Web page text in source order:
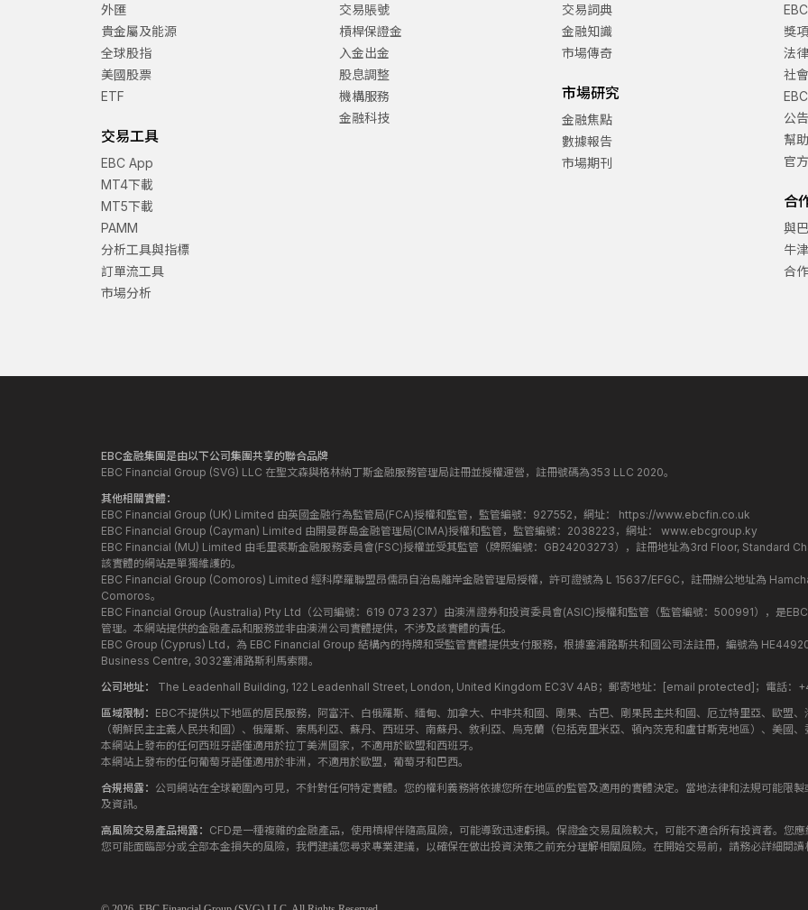
外匯
貴金屬及能源
全球股指
美國股票
ETF
交易工具
EBC App
MT4下載
MT5下載
PAMM
分析工具與指標
訂單流工具
市場分析
交易賬號
槓桿保證金
入金出金
股息調整
機構服務
金融科技
交易詞典
金融知識
市場傳奇
市場研究
金融焦點
數據報告
市場期刊
獎
法
社
公
幫
官
合
與
牛
合
EBC金融集團是由以下公司集團共享的聯合品牌
EBC Financial Group (SVG) LLC 在聖文森與格林納丁斯金融服務管理局註冊並授權運營，註冊號碼為353 LLC 2020。
其他相關實體：
EBC Financial Group (UK) Limited 由英國金融行為監管局(FCA)授權和監管，監管編號：927552，網址： https://www.ebcfin.co.uk
EBC Financial Group (Cayman) Limited 由開曼群島金融管理局(CIMA)授權和監管，監管編號：2038223，網址： www.ebcgroup.ky
EBC Financial (MU) Limited 由毛里裘斯金融服務委員會(FSC)授權並受其監管（牌照編號：GB24203273），註冊地址為3rd Floor, Standard
該實體的網站是單獨維護的。
EBC Financial Group (Comoros) Limited 經科摩羅聯盟昂儒昂自治島離岸金融管理局授權，許可證號為 L 15637/EFGC，註冊辦公地址為
Comoros。
EBC Financial Group (Australia) Pty Ltd（公司編號：619 073 237）由澳洲證券和投資委員會(ASIC)授權和監管（監管編號：500991），是
管理。本網站提供的金融產品和服務並非由澳洲公司實體提供，不涉及該實體的責任。
EBC Group (Cyprus) Ltd，為 EBC Financial Group 結構內的持牌和受監管實體提供支付服務，根據塞浦路斯共和國公司法註冊，編號為
Business Centre, 3032塞浦路斯利馬索爾。
公司地址： The Leadenhall Building, 122 Leadenhall Street, London, United Kingdom EC3V 4AB；郵寄地址： [email protected] ；電話：
區域限制： EBC不提供以下地區的居民服務，阿富汗、白俄羅斯、緬甸、加拿大、中非共和國、剛果、古巴、剛果民主共和國、厄立特里亞、歐盟
（朝鮮民主主義人民共和國）、俄羅斯、索馬利亞、蘇丹、西班牙、南蘇丹、敘利亞、烏克蘭（包括克里米亞、頓內茨克和盧甘斯克地區）、美國
本網站上發布的任何西班牙語僅適用於拉丁美洲國家，不適用於歐盟和西班牙。
本網站上發布的任何葡萄牙語僅適用於非洲，不適用於歐盟，葡萄牙和巴西。
合規揭露： 公司網站在全球範圍內可見，不針對任何特定實體。您的權利義務將依據您所在地區的監管及適用的實體決定。當地法律和法規可能限
及資訊。
高風險交易產品揭露： CFD是一種複雜的金融產品，使用槓桿伴隨高風險，可能導致迅速虧損。保證金交易風險較大，可能不適合所有投資者。您
您可能面臨部分或全部本金損失的風險，我們建議您尋求專業建議，以確保在做出投資決策之前充分理解相關風險。在開始交易前，請務必詳細閱讀